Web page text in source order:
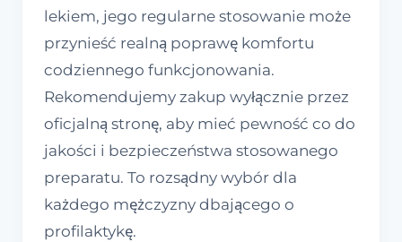
lekiem, jego regularne stosowanie może
przynieść realną poprawę komfortu
codziennego funkcjonowania.
Rekomendujemy zakup wyłącznie przez
oficjalną stronę, aby mieć pewność co do
jakości i bezpieczeństwa stosowanego
preparatu. To rozsądny wybór dla
każdego mężczyzny dbającego o
profilaktykę.